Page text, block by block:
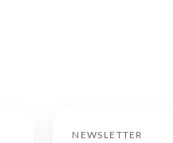
NEWSLETTER